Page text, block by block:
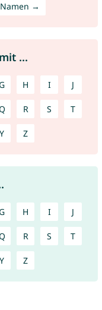
→
...
H I J
R S T
Y Z
H I J
R S T
Y Z